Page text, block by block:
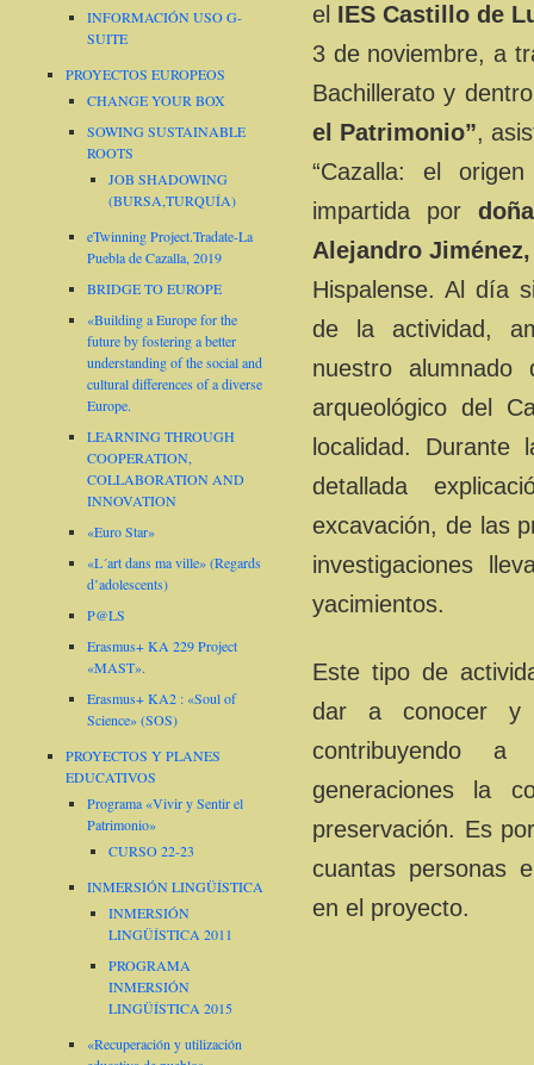
el IES Castillo de
3 de noviembre, a
Bachillerato y
el Patrimonio”,
“Cazalla: el
impartida por
Alejandro Jiménez,
Hispalense. Al día
de la actividad,
nuestro
arqueológico del
localidad.
detallada
excavación, de las
investigaciones
yacimientos.
Este tipo de
dar a conocer y
contribuyendo
generaciones la
preservación. Es
cuantas personas
en el proyecto.
INFORMACIÓN USO G-
SUITE
PROYECTOS EUROPEOS
CHANGE YOUR BOX
SOWING SUSTAINABLE
ROOTS
JOB SHADOWING
(BURSA,TURQUÍA)
eTwinning Project.Tradate-La
Puebla de Cazalla, 2019
BRIDGE TO EUROPE
«Building a Europe for the
future by fostering a better
understanding of the social and
cultural differences of a diverse
Europe.
LEARNING THROUGH
COOPERATION,
COLLABORATION AND
INNOVATION
«Euro Star»
«L´art dans ma ville» (Regards
d’adolescents)
P@LS
Erasmus+ KA 229 Project
«MAST».
Erasmus+ KA2 : «Soul of
Science» (SOS)
PROYECTOS Y PLANES
EDUCATIVOS
Programa «Vivir y Sentir el
Patrimonio»
CURSO 22-23
INMERSIÓN LINGÜÍSTICA
INMERSIÓN
LINGÜÍSTICA 2011
PROGRAMA
INMERSIÓN
LINGÜÍSTICA 2015
«Recuperación y utilización